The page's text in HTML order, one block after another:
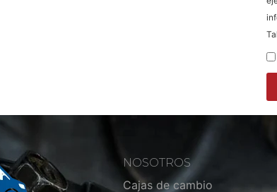
NOSOTROS
Cajas de cambio